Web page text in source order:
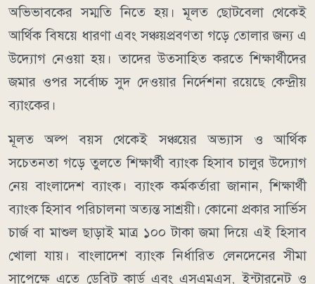
অভিভাবকের সম্মতি নিতে হয়। মূলত ছোটবেলা থেকেই
আর্থিক বিষয়ে ধারণা এবং সঞ্চয়প্রবণতা গড়ে তোলার জন্য এ
উদ্যোগ নেওয়া হয়। তাদের উত্সাহিত করতে শিক্ষার্থীদের
জমার ওপর সর্বোচ্চ সুদ দেওয়ার নির্দেশনা রয়েছে কেন্দ্রীয়
ব্যাংকের।
মূলত অল্প বয়স থেকেই সঞ্চয়ের অভ্যাস ও আর্থিক
সচেতনতা গড়ে তুলতে শিক্ষার্থী ব্যাংক হিসাব চালুর উদ্যোগ
নেয় বাংলাদেশ ব্যাংক। ব্যাংক কর্মকর্তারা জানান, শিক্ষার্থী
ব্যাংক হিসাব পরিচালনা অত্যন্ত সাশ্রয়ী। কোনো প্রকার সার্ভিস
চার্জ বা মাশুল ছাড়াই মাত্র ১০০ টাকা জমা দিয়ে এই হিসাব
খোলা যায়। বাংলাদেশ ব্যাংক নির্ধারিত লেনদেনের সীমা
সাপেক্ষে এতে ডেবিট কার্ড এবং এসএমএস, ইন্টারনেট ও